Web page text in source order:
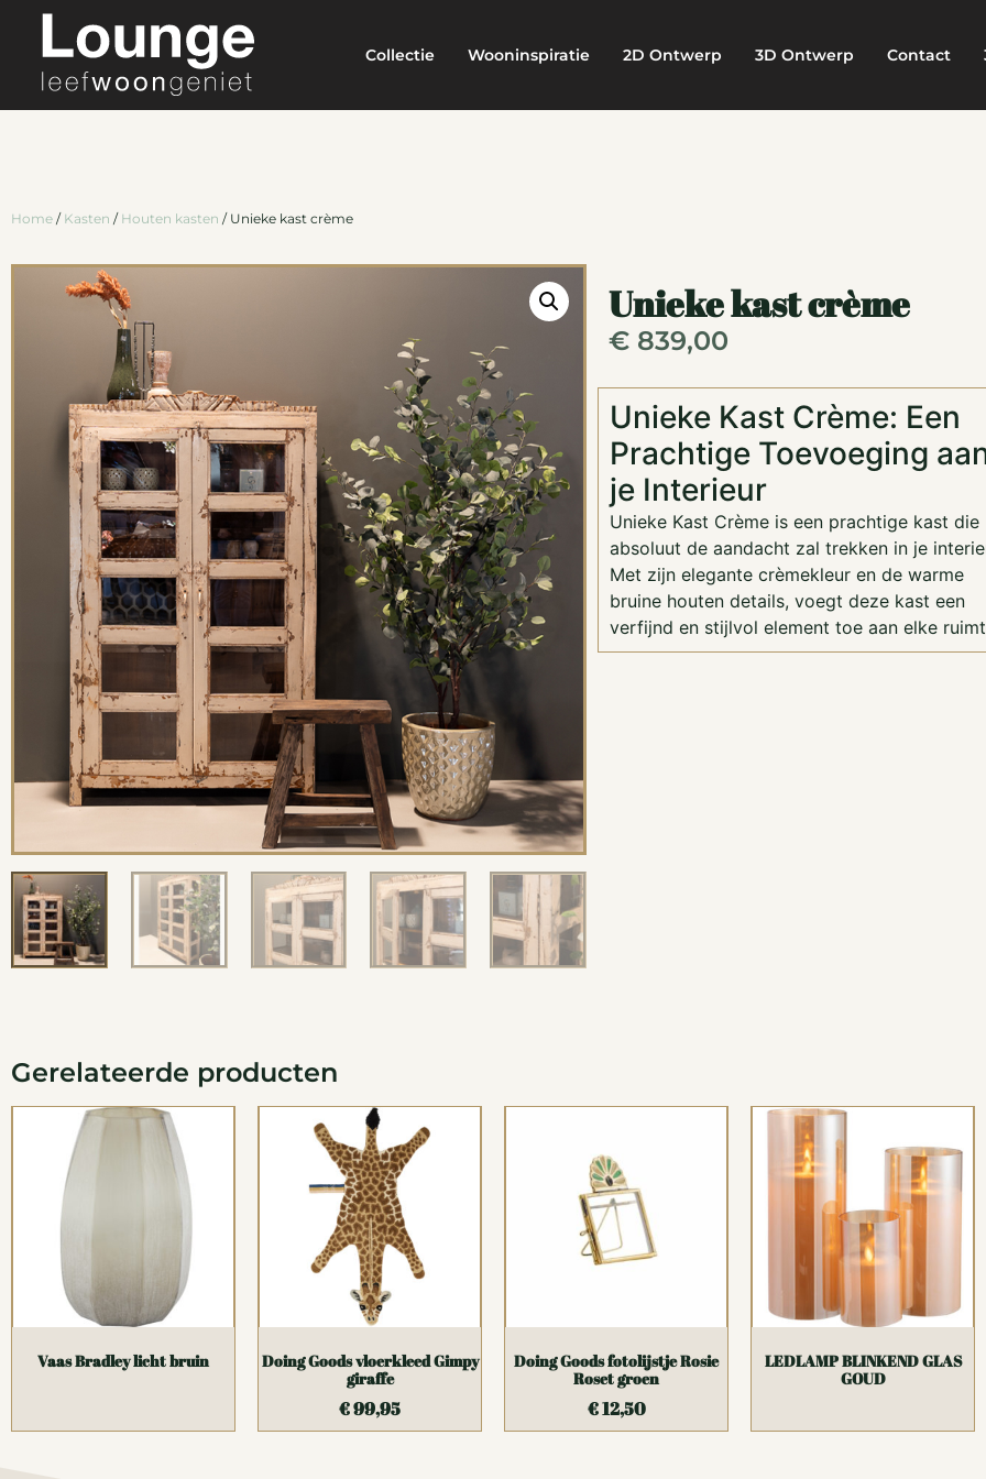
Collectie Wooninspiratie 2D Ontwerp 3D Ontwerp Contact
Home / Kasten / Houten kasten / Unieke kast crème
Unieke kast crème
€839,00
Unieke Kast Crème: Een
Prachtige Toevoeging
je Interieur
Unieke Kast Crème is een prachtige kast die
absoluut de aandacht zal trekken in je
Met zijn elegante crèmekleur en de warme
bruine houten details, voegt deze kast een
verfijnd en stijlvol element toe aan elke
Gerelateerde producten
Vaas Bradley licht bruin
Doing Goods vloerkleed Gimpy
giraffe
€99,95
Doing Goods fotolijstje Rosie
Roset groen
€12,50
LEDLAMP BLINKEND GLAS
GOUD